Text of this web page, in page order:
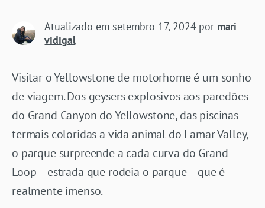
Atualizado em setembro 17, 2024por mari
vidigal
Visitar o Yellowstone de motorhome é um sonho
de viagem. Dos geysers explosivos aos paredões
do Grand Canyon do Yellowstone, das piscinas
termais coloridas a vida animal do Lamar Valley,
o parque surpreende a cada curva do Grand
Loop – estrada que rodeia o parque – que é
realmente imenso.